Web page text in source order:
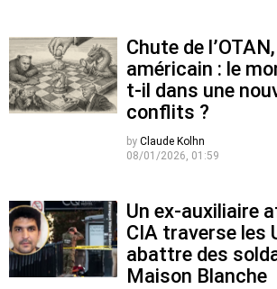
Chute de
américain : le
t-il dans une
conflits ?
by Claude Kolhn
08/01/2026, 01:59
Un ex-auxiliaire
CIA traverse les
abattre des
Maison Blanche